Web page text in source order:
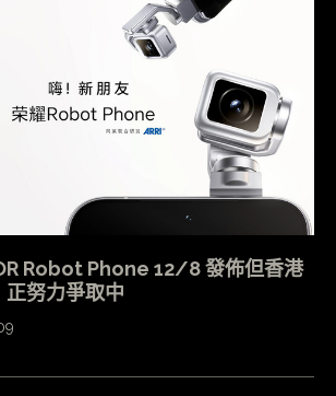
Robot Phone 12/8 發佈但香港
努力爭取中